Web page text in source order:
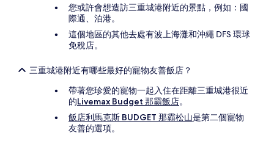
您或許會想造訪三重城港附近的景點，例如：國
際通、泊港。
這個地區的其他去處有波上海灘和沖繩 DFS 環球
免稅店。
三重城港附近有哪些最好的寵物友善飯店？
帶著您珍愛的寵物一起入住在距離三重城港很近
的Livemax Budget 那霸飯店。
飯店利馬克斯 BUDGET 那霸松山是第二個寵物
友善的選項。